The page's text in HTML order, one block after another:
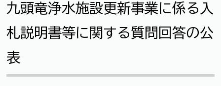
九頭竜浄水施設更新事業に係る入
札説明書等に関する質問回答の公
表